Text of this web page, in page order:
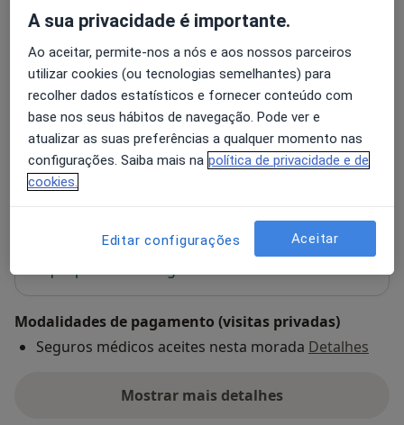
Morada 1 Morada 2
Clipóvoa Porto
porto, Porto4150
Ampliar o mapa
Este especialista não disponibiliza reservas online
nesta morada
Modalidades de pagamento (visitas privadas)
Seguros médicos aceites nesta morada Detalhes
Mostrar mais detalhes
sobre o endereço
A sua privacidade é importante.
Ao aceitar, permite-nos a nós e aos nossos parceiros
utilizar cookies (ou tecnologias semelhantes) para
recolher dados estatísticos e fornecer conteúdo com
base nos seus hábitos de navegação. Pode ver e
atualizar as suas preferências a qualquer momento nas
configurações. Saiba mais na política de privacidade e de
cookies.
Editar configurações Aceitar